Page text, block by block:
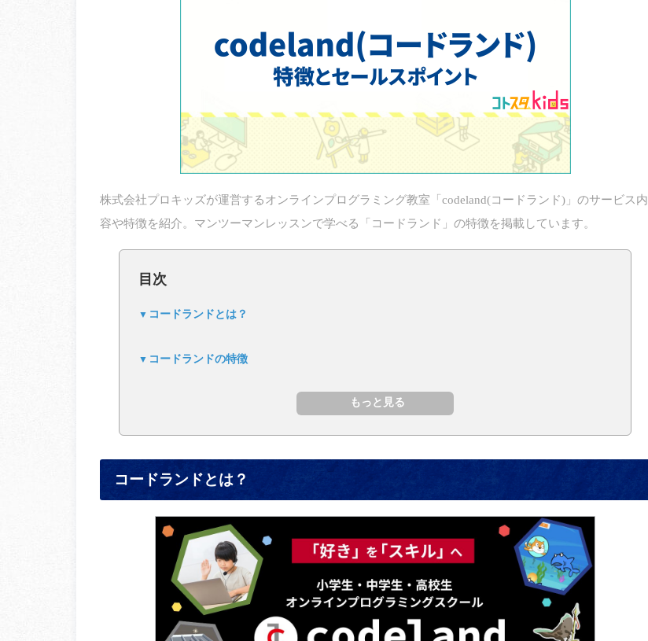
株式会社プロキッズが運営するオンラインプログラミング教室「codeland(コードランド)」のサービス内
容や特徴を紹介。マンツーマンレッスンで学べる「コードランド」の特徴を掲載しています。
目次
コードランドとは？
コードランドの特徴
コードランドとは？